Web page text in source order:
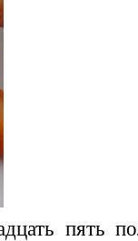
пять